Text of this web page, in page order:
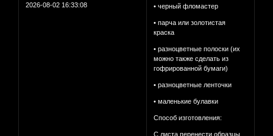
2026-08-02 16:33:08
• черный фломастер
• парча или золотистая
краска
• разноцветные полоски (их
можно также сделать из
гофрированной бумаги)
• разноцветные ленточки
• маленькие булавки
Способ изготовления:
С листа перенести образцы